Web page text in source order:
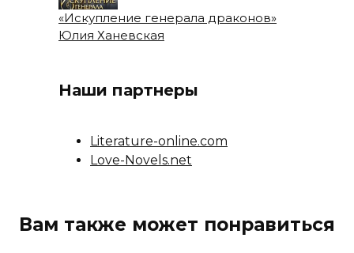
«Искупление генерала драконов»
Юлия Ханевская
Наши партнеры
Literature-online.com
Love-Novels.net
Вам также может понравиться